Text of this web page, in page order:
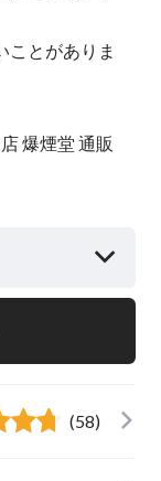
ことがありま
爆煙堂 通販
(58)